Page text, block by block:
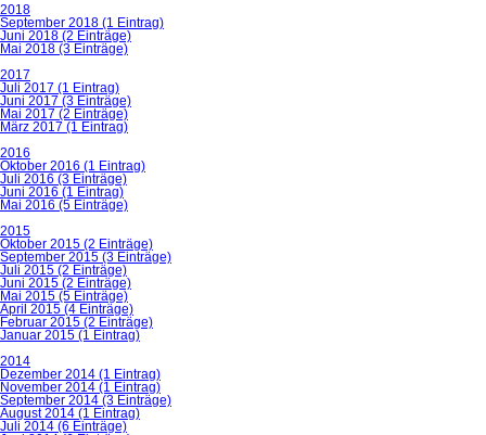
2018
September 2018 (1 Eintrag)
Juni 2018 (2 Einträge)
Mai 2018 (3 Einträge)
2017
Juli 2017 (1 Eintrag)
Juni 2017 (3 Einträge)
Mai 2017 (2 Einträge)
März 2017 (1 Eintrag)
2016
Oktober 2016 (1 Eintrag)
Juli 2016 (3 Einträge)
Juni 2016 (1 Eintrag)
Mai 2016 (5 Einträge)
2015
Oktober 2015 (2 Einträge)
September 2015 (3 Einträge)
Juli 2015 (2 Einträge)
Juni 2015 (2 Einträge)
Mai 2015 (5 Einträge)
April 2015 (4 Einträge)
Februar 2015 (2 Einträge)
Januar 2015 (1 Eintrag)
2014
Dezember 2014 (1 Eintrag)
November 2014 (1 Eintrag)
September 2014 (3 Einträge)
August 2014 (1 Eintrag)
Juli 2014 (6 Einträge)